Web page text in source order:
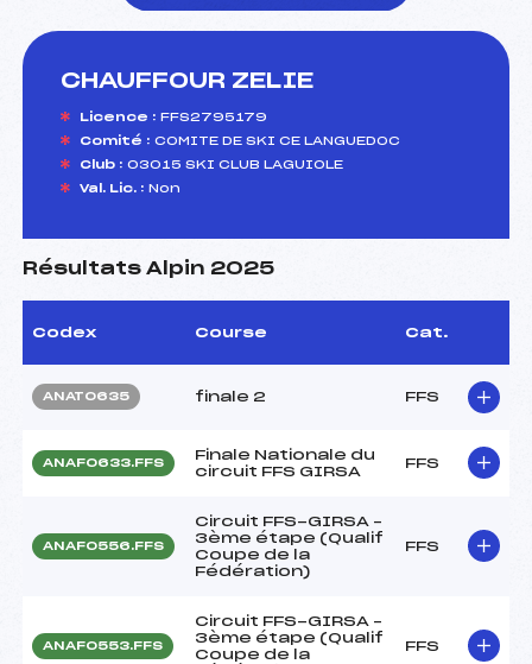
CHAUFFOUR ZELIE
Licence : FFS2795179
Comité : COMITE DE SKI CE LANGUEDOC
Club : 03015 SKI CLUB LAGUIOLE
Val. Lic. : Non
Résultats Alpin 2025
Codex Course Cat.
ANAT0635 finale 2 FFS
ANAF0633.FFS
Finale Nationale du
circuit FFS GIRSA
FFS
ANAF0556.FFS
Circuit FFS-GIRSA –
3ème étape (Qualif
Coupe de la
Fédération)
FFS
ANAF0553.FFS
Circuit FFS-GIRSA –
3ème étape (Qualif
Coupe de la
FFS